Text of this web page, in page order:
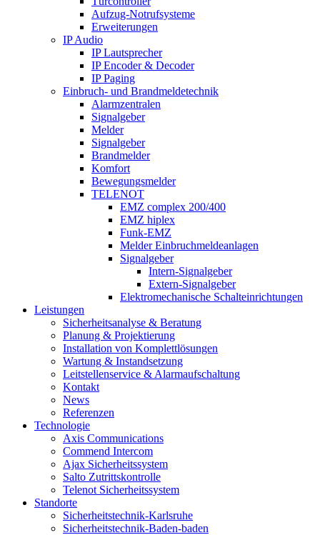
Aufzug-Notrufsysteme
Erweiterungen
IP Audio
IP Lautsprecher
IP Encoder & Decoder
IP Paging
Einbruch- und Brandmeldetechnik
Alarmzentralen
Signalgeber
Melder
Signalgeber
Brandmelder
Komfort
Bewegungsmelder
TELENOT
EMZ complex 200/400
EMZ hiplex
Funk-EMZ
Melder Einbruchmeldeanlagen
Signalgeber
Intern-Signalgeber
Extern-Signalgeber
Elektromechanische Schalteinrichtungen
Leistungen
Sicherheitsanalyse & Beratung
Planung & Projektierung​
Installation von Komplettlösungen
Wartung & Instandsetzung
Leitstellenservice & Alarmaufschaltung
Kontakt
News
Referenzen
Technologie
Axis Communications
Commend Intercom
Ajax Sicherheitssystem​
Salto Zutrittskontrolle
Telenot Sicherheitssystem
Standorte
Sicherheitstechnik-Karlsruhe
Sicherheitstechnik-Baden-baden